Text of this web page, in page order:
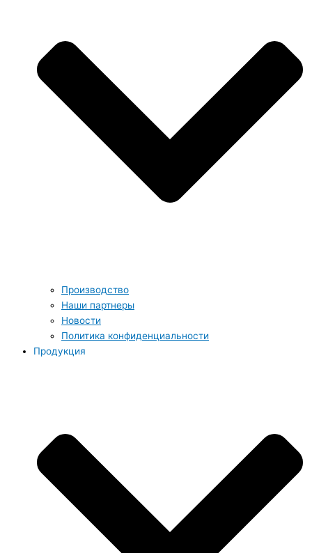
Производство
Наши партнеры
Новости
Политика конфиденциальности
Продукция